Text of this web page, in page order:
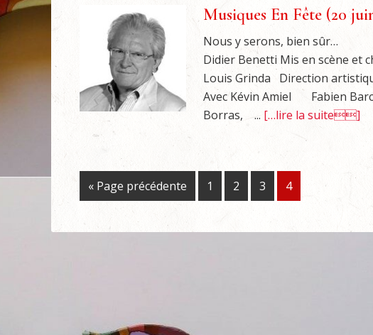
Musiques En Fête (20
Nous y serons, bien
Didier Benetti Mis en scène et
Louis Grinda Direction
Avec Kévin Amiel Fabien
Borras, ... […lire la suite]
« Page précédente 1 2 3 4